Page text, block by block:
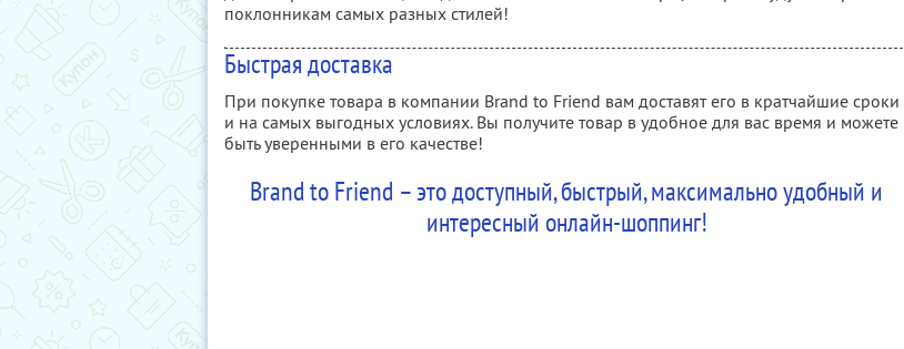
поклонникам самых разных стилей!
Быстрая доставка
При покупке товара в компании Brand to Friend вам доставят его в кратчайшие сроки
и на самых выгодных условиях. Вы получите товар в удобное для вас время и можете
быть уверенными в его качестве!
Brand to Friend – это доступный, быстрый, максимально удобный и
интересный онлайн-шоппинг!